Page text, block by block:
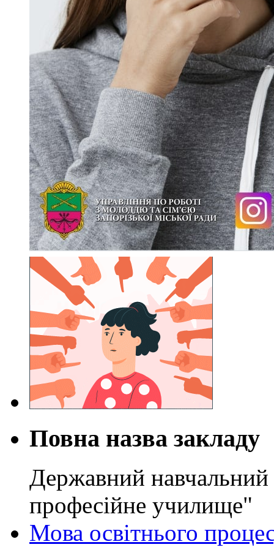
Повна назва закладу
Державний навчальний
професійне училище"
Мова освітнього